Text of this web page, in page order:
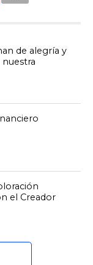
de alegría y
el Creador